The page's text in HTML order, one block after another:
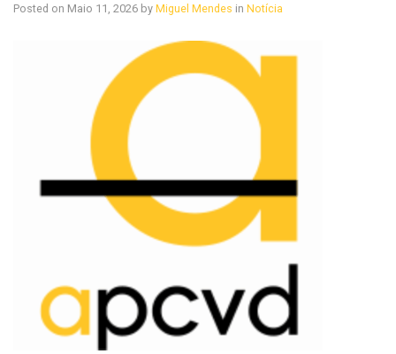
Posted on Maio 11, 2026 by Miguel Mendes in Notícia